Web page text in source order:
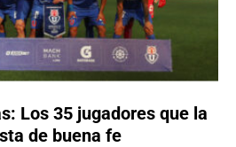
Los 35 jugadores que la
de buena fe